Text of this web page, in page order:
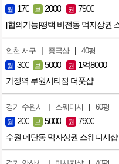
월 170 보 2000 권 7900
[협의가능]평택 비전동 먹자상권
인천 서구 | 중국샵 | 40평
월 300 보 5000 권 1억8000
가정역 루원시티점 더풋샵
경기 수원시 | 스웨디시 | 60평
월 200 보 5000 권 7900
수원 메탄동 먹자상권 스웨디시샵